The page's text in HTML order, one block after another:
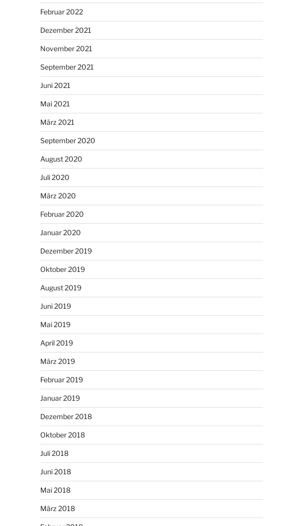
Februar 2022
Dezember 2021
November 2021
September 2021
Juni 2021
Mai 2021
März 2021
September 2020
August 2020
Juli 2020
März 2020
Februar 2020
Januar 2020
Dezember 2019
Oktober 2019
August 2019
Juni 2019
Mai 2019
April 2019
März 2019
Februar 2019
Januar 2019
Dezember 2018
Oktober 2018
Juli 2018
Juni 2018
Mai 2018
März 2018